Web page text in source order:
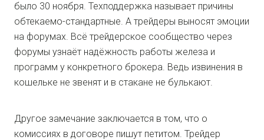
было 30 ноября. Техподдержка называет причины
обтекаемо-стандартные. А трейдеры выносят эмоции
на форумах. Всё трейдерское сообщество через
форумы узнаёт надёжность работы железа и
программ у конкретного брокера. Ведь извинения в
кошельке не звенят и в стакане не булькают.
Другое замечание заключается в том, что о
комиссиях в договоре пишут петитом. Трейдер